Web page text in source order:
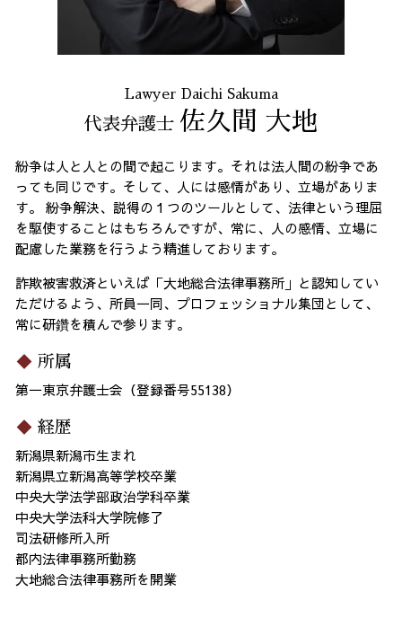
Lawyer Daichi Sakuma
代表弁護士 佐久間 大地
紛争は人と人との間で起こります。それは法人間の紛争であ
っても同じです。そして、人には感情があり、立場がありま
す。 紛争解決、説得の１つのツールとして、法律という理屈
を駆使することはもちろんですが、常に、人の感情、立場に
配慮した業務を行うよう精進しております。
詐欺被害救済といえば「大地総合法律事務所」と認知してい
ただけるよう、所員一同、プロフェッショナル集団として、
常に研鑽を積んで参ります。
所属
第一東京弁護士会（登録番号55138）
経歴
新潟県新潟市生まれ
新潟県立新潟高等学校卒業
中央大学法学部政治学科卒業
中央大学法科大学院修了
司法研修所入所
都内法律事務所勤務
大地総合法律事務所を開業